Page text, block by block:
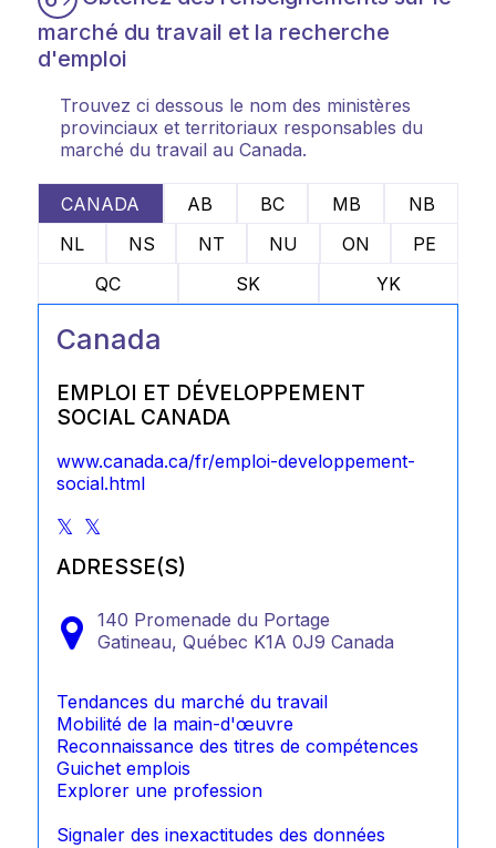
marché du travail et la recherche
d'emploi
Trouvez ci dessous le nom des ministères
provinciaux et territoriaux responsables du
marché du travail au Canada.
CANADA AB BC MB
NB
NL
NS NT NU ON
PE
QC
SK YK
Canada
EMPLOI ET DÉVELOPPEMENT
SOCIAL CANADA
www.canada.ca/fr/emploi-developpement-
social.html
ADRESSE(S)
140 Promenade du Portage
Gatineau, Québec K1A 0J9 Canada
Tendances du marché du travail
Mobilité de la main-d'œuvre
Reconnaissance des titres de compétences
Guichet emplois
Explorer une profession
Signaler des inexactitudes des données